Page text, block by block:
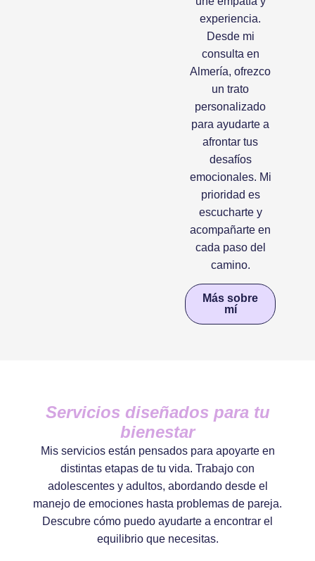
experiencia.
Desde mi
consulta en
Almería, ofrezco
un trato
personalizado
para ayudarte a
afrontar tus
desafíos
emocionales. Mi
prioridad es
escucharte y
acompañarte en
cada paso del
camino.
Más sobre
mí
Servicios diseñados para tu
bienestar
Mis servicios están pensados para apoyarte en
distintas etapas de tu vida. Trabajo con
adolescentes y adultos, abordando desde el
manejo de emociones hasta problemas de pareja.
Descubre cómo puedo ayudarte a encontrar el
equilibrio que necesitas.